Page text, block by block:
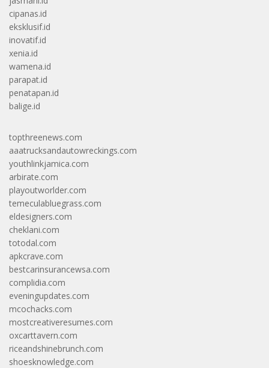
cipanas.id
eksklusif.id
inovatif.id
xenia.id
wamena.id
parapat.id
penatapan.id
balige.id
topthreenews.com
aaatrucksandautowreckings.com
youthlinkjamica.com
arbirate.com
playoutworlder.com
temeculabluegrass.com
eldesigners.com
cheklani.com
totodal.com
apkcrave.com
bestcarinsurancewsa.com
complidia.com
eveningupdates.com
mcochacks.com
mostcreativeresumes.com
oxcarttavern.com
riceandshinebrunch.com
shoesknowledge.com